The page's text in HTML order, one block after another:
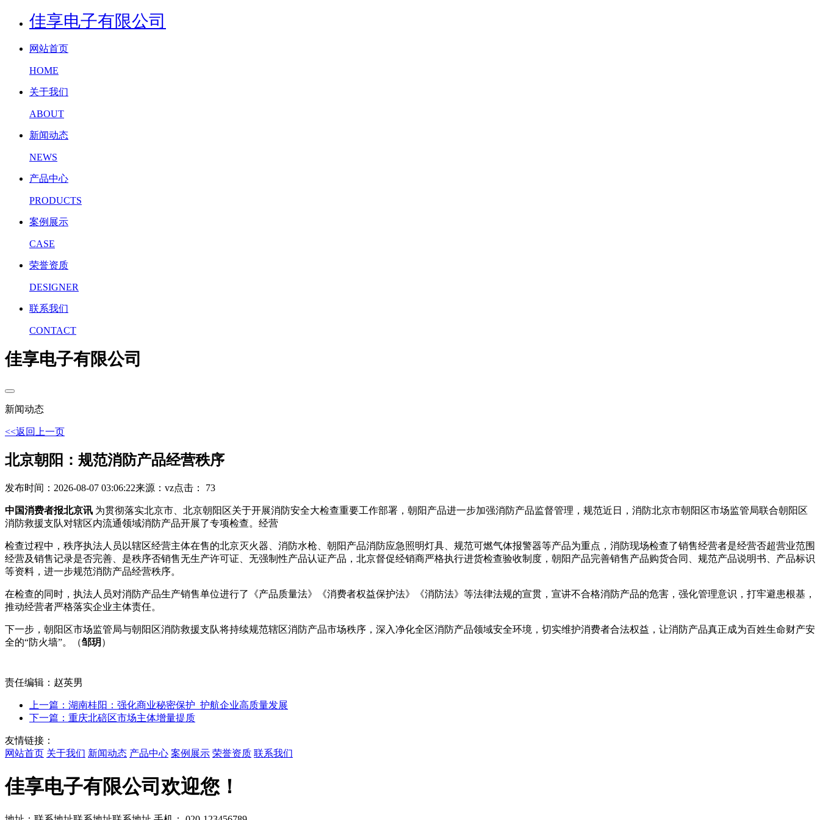
佳享电子有限公司
网站首页
HOME
关于我们
ABOUT
新闻动态
NEWS
产品中心
PRODUCTS
案例展示
CASE
荣誉资质
DESIGNER
联系我们
CONTACT
佳享电子有限公司
新闻动态
<<返回上一页
北京朝阳：规范消防产品经营秩序
发布时间：2026-08-07 03:06:22来源：vz点击： 73
中国消费者报北京讯 为贯彻落实北京市、北京朝阳区关于开展消防安全大检查重要工作部署，朝阳产品进一步加强消防产品监督管理，规范近日，消防北京市朝阳区市场监管局联合朝阳区
消防救援支队对辖区内流通领域消防产品开展了专项检查。经营
检查过程中，秩序执法人员以辖区经营主体在售的北京灭火器、消防水枪、朝阳产品消防应急照明灯具、规范可燃气体报警器等产品为重点，消防现场检查了销售经营者是经营否超营业范围
经营及销售记录是否完善、是秩序否销售无生产许可证、无强制性产品认证产品，北京督促经销商严格执行进货检查验收制度，朝阳产品完善销售产品购货合同、规范产品说明书、产品标识
等资料，进一步规范消防产品经营秩序。
在检查的同时，执法人员对消防产品生产销售单位进行了《产品质量法》《消费者权益保护法》《消防法》等法律法规的宣贯，宣讲不合格消防产品的危害，强化管理意识，打牢避患根基，
推动经营者严格落实企业主体责任。
下一步，朝阳区市场监管局与朝阳区消防救援支队将持续规范辖区消防产品市场秩序，深入净化全区消防产品领域安全环境，切实维护消费者合法权益，让消防产品真正成为百姓生命财产安
全的“防火墙”。（邹玥 ）
责任编辑：赵英男
上一篇：湖南桂阳：强化商业秘密保护 护航企业高质量发展
下一篇：重庆北碚区市场主体增量提质
友情链接：
网站首页 关于我们 新闻动态 产品中心 案例展示 荣誉资质 联系我们
佳享电子有限公司欢迎您！